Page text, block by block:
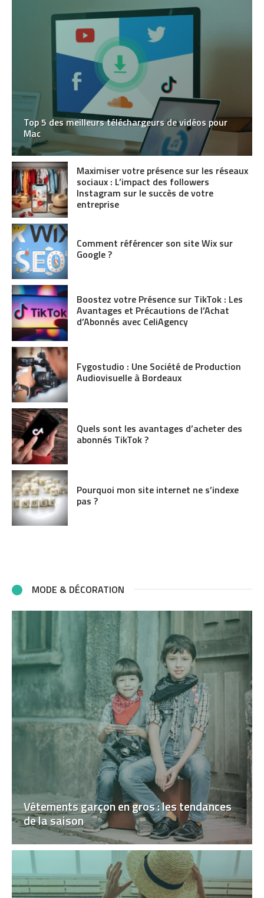
Top 5 des meilleurs téléchargeurs de vidéos pour
Mac
Maximiser votre présence sur les réseaux
sociaux : L’impact des followers
Instagram sur le succès de votre
entreprise
Comment référencer son site Wix sur
Google ?
Boostez votre Présence sur TikTok : Les
Avantages et Précautions de l’Achat
d’Abonnés avec CeliAgency
Fygostudio : Une Société de Production
Audiovisuelle à Bordeaux
Quels sont les avantages d’acheter des
abonnés TikTok ?
Pourquoi mon site internet ne s’indexe
pas ?
MODE & DÉCORATION
Vêtements garçon en gros : les tendances
de la saison